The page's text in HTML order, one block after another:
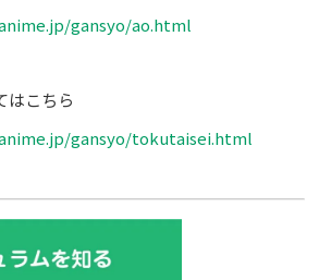
gansyo/ao.html
こちら
gansyo/tokutaisei.html